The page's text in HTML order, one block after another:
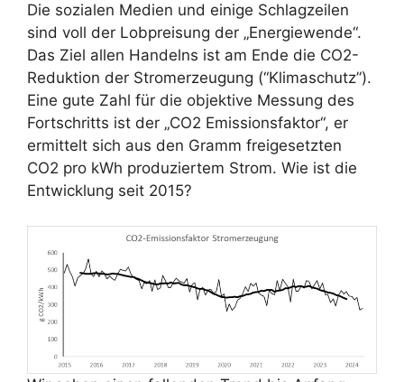
Die sozialen Medien und einige Schlagzeilen
sind voll der Lobpreisung der „Energiewende“.
Das Ziel allen Handelns ist am Ende die CO2-
Reduktion der Stromerzeugung (“Klimaschutz”).
Eine gute Zahl für die objektive Messung des
Fortschritts ist der „CO2 Emissionsfaktor“, er
ermittelt sich aus den Gramm freigesetzten
CO2 pro kWh produziertem Strom. Wie ist die
Entwicklung seit 2015?